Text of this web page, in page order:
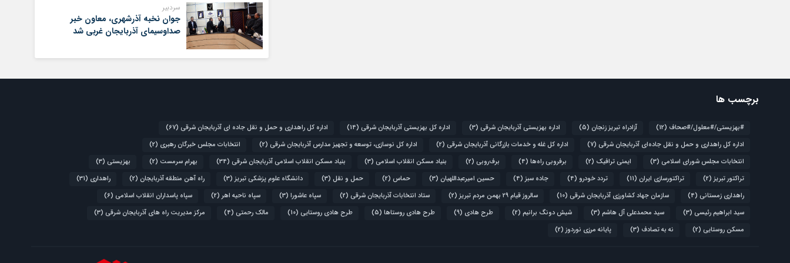
سردبیر
جوان نخبه آذرشهری، معاون خبر
صداوسیمای آذربایجان غربی شد
برچسب ها
#بهزیستی/#معلول/#صحاف (12) آزادراه تبریز زنجان (5) اداره بهزیستی آذربایجان شرقی (3) اداره کل بهزیستی آذربایجان شرقی (14) اداره کل راهداری و حمل و نقل جاده ای آذربایجان شرقی (67)
اداره کل راهداری و حمل و نقل جاده‌ای آذربایجان شرقی (7) اداره کل غله و خدمات بازرگانی آذربایجان شرقی (2) اداره کل نوسازی، توسعه و تجهیز مدارس آذربایجان شرقی (2) انتخابات مجلس خبرگان رهبری (2)
انتخابات مجلس شورای اسلامی (3) ایمنی ترافیک (2) برفروبی راه‌ها (4) برف‌روبی (2) بنیاد مسکن انقلاب اسلامی (3) بنیاد مسکن انقلاب اسلامی آذربایجان شرقی (34) بهرام سرمست (2) بهزیستی (3)
تراکتور تبریز (2) تراکتورسازی ایران (11) تردد خودرو (4) جاده سبز (4) حسین امیرعبداللهیان (3) حماس (2) حمل و نقل (3) دانشگاه علوم پزشکی تبریز (3) راه آهن منطقه آذربایجان (2) راهداری (31)
راهداری زمستانی (4) سازمان جهاد کشاورزی آذربایجان شرقی (10) سالروز قیام ۲۹ بهمن مردم تبریز (2) ستاد انتخابات آذربایجان شرقی (2) سپاه عاشورا (3) سپاه ناحیه اهر (2) سپاه پاسداران انقلاب اسلامی (6)
سید ابراهیم رئیسی (3) سید محمدعلی آل هاشم (3) شیش دونگ برانیم (2) طرح هادی (9) طرح هادی روستاها (5) طرح هادی روستایی (10) مالک رحمتی (4) مرکز مدیریت راه های آذربایجان شرقی (3)
مسکن روستایی (2) نه به تصادف (3) پایانه مرزی نوردوز (2)